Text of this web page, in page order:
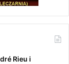
Rieu i